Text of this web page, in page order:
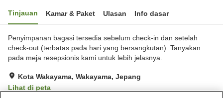
Tinjauan Kamar & Paket Ulasan Info dasar
Penyimpanan bagasi tersedia sebelum check-in dan setelah
check-out (terbatas pada hari yang bersangkutan). Tanyakan
pada meja resepsionis kami untuk lebih jelasnya.
Kota Wakayama, Wakayama, Jepang
Lihat di peta